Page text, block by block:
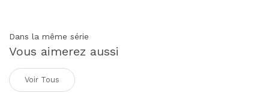
Dans la même série
Vous aimerez aussi
Voir Tous